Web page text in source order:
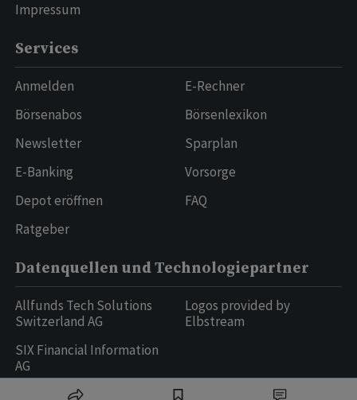
Impressum
Services
Anmelden
Börsenabos
Newsletter
E-Banking
Depot eröffnen
Ratgeber
E-Rechner
Börsenlexikon
Sparplan
Vorsorge
FAQ
Datenquellen und Technologiepartner
Allfunds Tech Solutions
Switzerland AG
SIX Financial Information
AG
Logos provided by
Elbstream